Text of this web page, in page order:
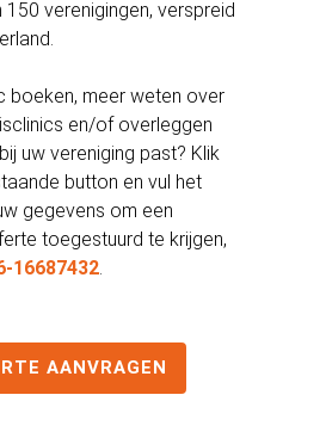
verenigingen, verspreid
boeken, meer weten over
en/of overleggen
uw vereniging past? Klik
button en vul het
gegevens om een
toegestuurd te krijgen,
16687432.
AANVRAGEN